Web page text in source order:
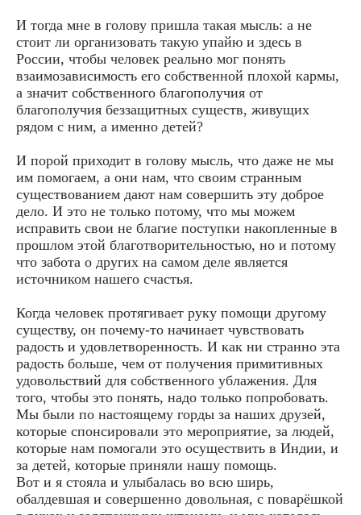
И тогда мне в голову пришла такая мысль: а не
стоит ли организовать такую упайю и здесь в
России, чтобы человек реально мог понять
взаимозависимость его собственной плохой кармы,
а значит собственного благополучия от
благополучия беззащитных существ, живущих
рядом с ним, а именно детей?
И порой приходит в голову мысль, что даже не мы
им помогаем, а они нам, что своим странным
существованием дают нам совершить эту доброе
дело. И это не только потому, что мы можем
исправить свои не благие поступки накопленные в
прошлом этой благотворительностью, но и потому
что забота о других на самом деле является
источником нашего счастья.
Когда человек протягивает руку помощи другому
существу, он почему-то начинает чувствовать
радость и удовлетворенность. И как ни странно эта
радость больше, чем от получения примитивных
удовольствий для собственного ублажения. Для
того, чтобы это понять, надо только попробовать.
Мы были по настоящему горды за наших друзей,
которые спонсировали это мероприятие, за людей,
которые нам помогали это осуществить в Индии, и
за детей, которые приняли нашу помощь.
Вот и я стояла и улыбалась во всю ширь,
обалдевшая и совершенно довольная, с поварёшкой